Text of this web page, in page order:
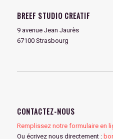
BREEF STUDIO CREATIF
9 avenue Jean Jaurès
67100 Strasbourg
CONTACTEZ-NOUS
Remplissez notre formulaire en
Ou écrivez nous directement :